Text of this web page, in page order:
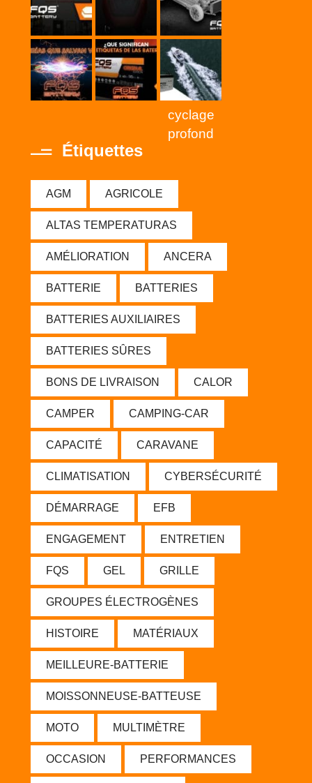
cyclage
profond
Étiquettes
AGM AGRICOLE
ALTAS TEMPERATURAS
AMÉLIORATION ANCERA
BATTERIE BATTERIES
BATTERIES AUXILIAIRES
BATTERIES SÛRES
BONS DE LIVRAISON CALOR
CAMPER CAMPING-CAR
CAPACITÉ CARAVANE
CLIMATISATION CYBERSÉCURITÉ
DÉMARRAGE EFB
ENGAGEMENT ENTRETIEN
FQS GEL GRILLE
GROUPES ÉLECTROGÈNES
HISTOIRE MATÉRIAUX
MEILLEURE-BATTERIE
MOISSONNEUSE-BATTEUSE
MOTO MULTIMÈTRE
OCCASION PERFORMANCES